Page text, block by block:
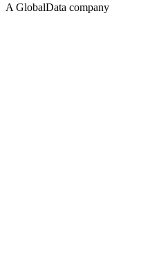
A GlobalData company